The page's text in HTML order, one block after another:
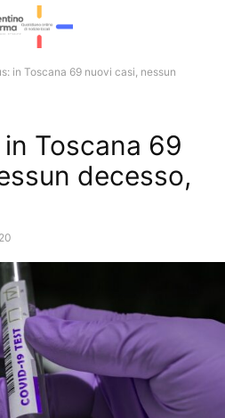
in Toscana 69 nuovi casi, nessun
Toscana 69
decesso,